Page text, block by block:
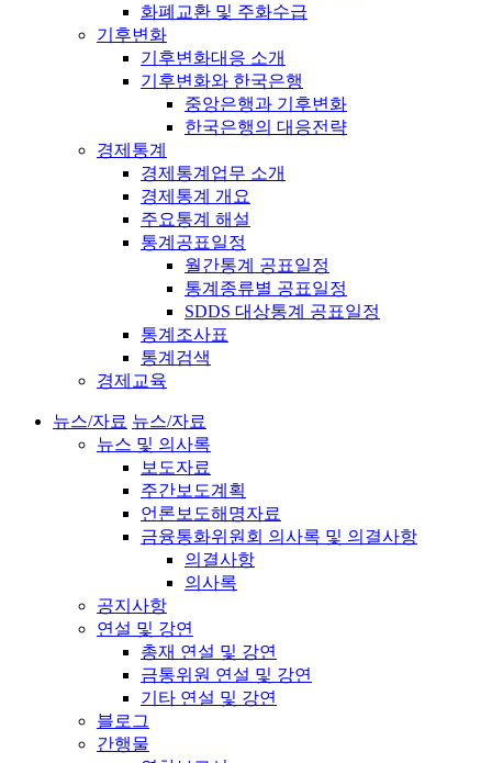
화폐교환 및 주화수급
기후변화
기후변화대응 소개
기후변화와 한국은행
중앙은행과 기후변화
한국은행의 대응전략
경제통계
경제통계업무 소개
경제통계 개요
주요통계 해설
통계공표일정
월간통계 공표일정
통계종류별 공표일정
SDDS 대상통계 공표일정
통계조사표
통계검색
경제교육
뉴스/자료 뉴스/자료
뉴스 및 의사록
보도자료
주간보도계획
언론보도해명자료
금융통화위원회 의사록 및 의결사항
의결사항
의사록
공지사항
연설 및 강연
총재 연설 및 강연
금통위원 연설 및 강연
기타 연설 및 강연
블로그
간행물